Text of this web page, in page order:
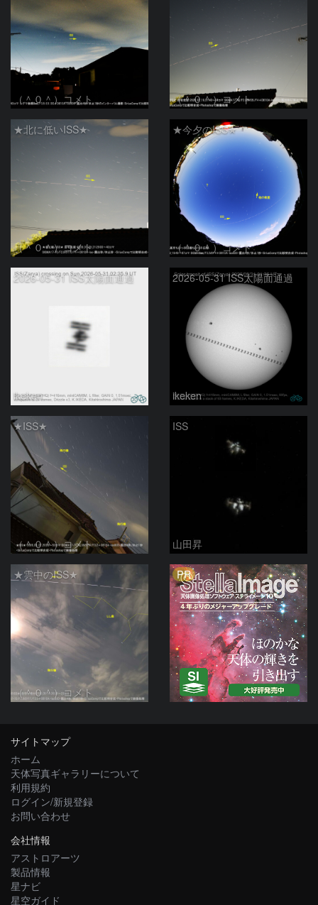
（＾０＾）コメト （＾０＾）コメト
★北に低いISS★
（＾０＾）コメト
★今夕のISS★
（＾０＾）コメト
2026-05-31 ISS太陽面通過
ikeken
2026-05-31 ISS太陽面通過
ikeken
★ISS★
（＾０＾）コメト
ISS
山田昇
★雲中のISS★
（＾０＾）コメト
PR
サイトマップ
ホーム
天体写真ギャラリーについて
利用規約
ログイン/新規登録
お問い合わせ
会社情報
アストロアーツ
製品情報
星ナビ
星空ガイド